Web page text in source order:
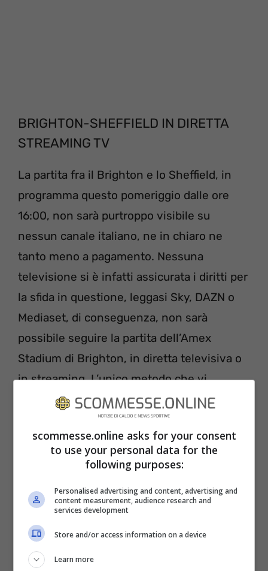
BRIGHTON-SHEFFIELD IN DIRETTA
STREAMING TV
La partita fra il Brighton e lo Sheffield, in
programma questo pomeriggio dalle ore
16:00, non sarà purtroppo visibile su
nessun canale italiano, ne in chiaro ne
tanto meno a pagamento. Nessuna
televisione si è infatti assicurata i diritti per
la sfida in questione, leggasi Sky, DAZN o
Mediaset, di conseguenza, non sarà
possibile seguire la partita dell’Amex
Stadium di Brighton, in diretta televisiva o
in streaming. L’unico metodo che vi
possiamo consigliare è quello di seguire
con attenzione i social delle due squadre,
Brighton e Sheffield United, a cominciare
da Instagram, Twitter e Facebook, dove
risultato dell’incontro. Consigliabile da
seguire anche le pagine ufficiali della Fa e
della Premier League.
scommesse.online asks for your consent
to use your personal data for the
following purposes:
Personalised advertising and content, advertising and
content measurement, audience research and
services development
Store and/or access information on a device
Learn more